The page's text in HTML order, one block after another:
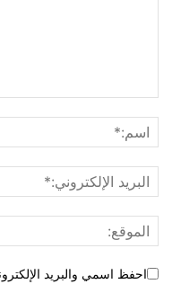
احفظ اسمي والبريد